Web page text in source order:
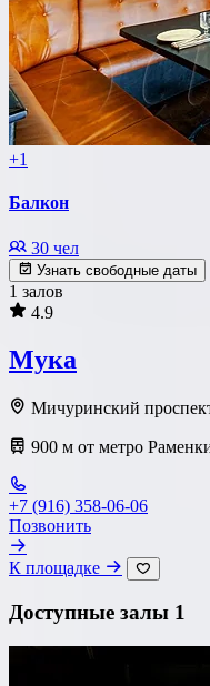
+1
Балкон
30 чел
Узнать свободные даты
1 залов
4.9
Мука
Мичуринский
900 м от метро
+7 (916) 358-06-06
Позвонить
К площадке
Доступные залы 1